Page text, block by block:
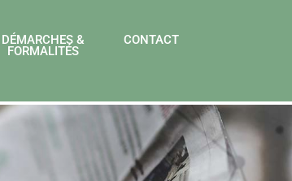
DÉMARCHES &
FORMALITÉS
CONTACT